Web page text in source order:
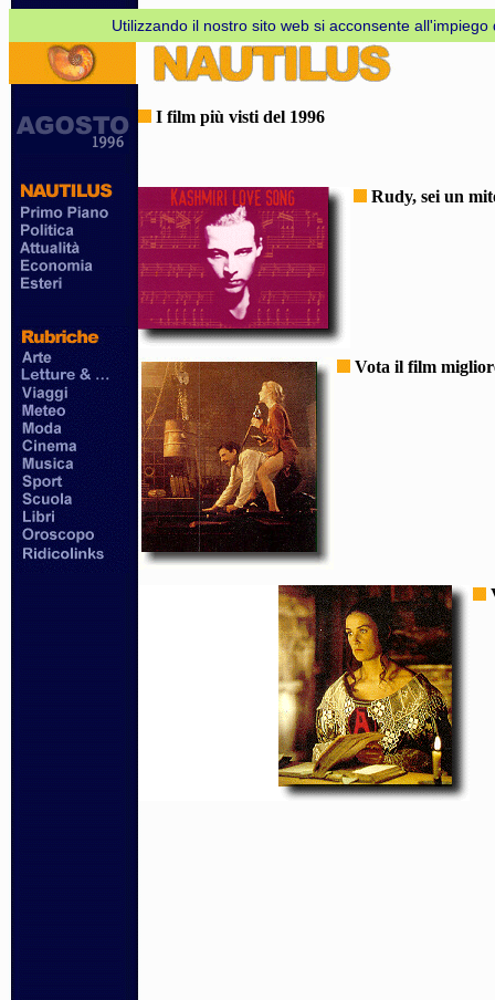
Utilizzando il nostro sito web si acconsente
I film più visti del 1996
Rudy, sei un
Vota il film